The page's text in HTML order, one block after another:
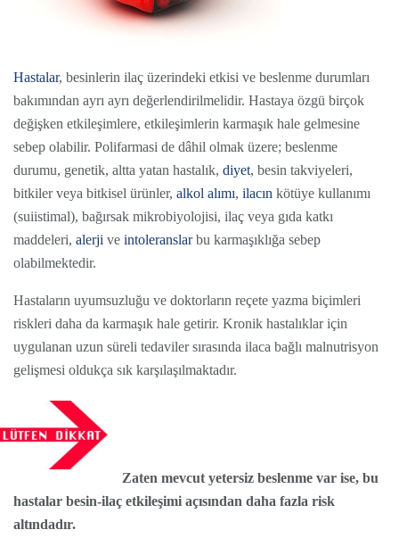
Hastalar, besinlerin ilaç üzerindeki etkisi ve beslenme durumları
bakımından ayrı ayrı değerlendirilmelidir. Hastaya özgü birçok
değişken etkileşimlere, etkileşimlerin karmaşık hale gelmesine
sebep olabilir. Polifarmasi de dâhil olmak üzere; beslenme
durumu, genetik, altta yatan hastalık, diyet, besin takviyeleri,
bitkiler veya bitkisel ürünler, alkol alımı, ilacın kötüye kullanımı
(suiistimal), bağırsak mikrobiyolojisi, ilaç veya gıda katkı
maddeleri, alerji ve intoleranslarbu karmaşıklığa sebep
olabilmektedir.
Hastaların uyumsuzluğu ve doktorların reçete yazma biçimleri
riskleri daha da karmaşık hale getirir. Kronik hastalıklar için
uygulanan uzun süreli tedaviler sırasında ilaca bağlı malnutrisyon
gelişmesi oldukça sık karşılaşılmaktadır.
Zaten mevcut yetersiz beslenme var ise, bu
hastalar besin-ilaç etkileşimi açısından daha fazla risk
altındadır.